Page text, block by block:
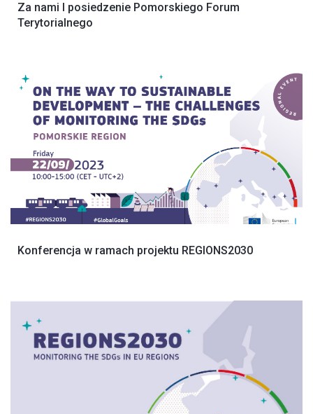
Za nami I posiedzenie Pomorskiego Forum
Terytorialnego
Konferencja w ramach projektu REGIONS2030